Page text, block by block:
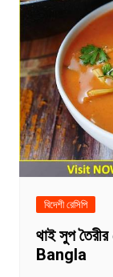
বিদেশী রেসিপি
থাই সুপ
Bangla